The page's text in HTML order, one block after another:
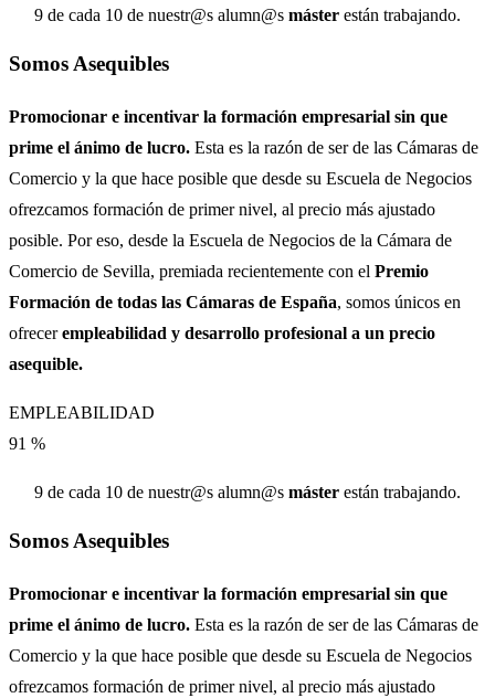
9 de cada 10 de nuestr@s alumn@s máster están trabajando.
Somos Asequibles
Promocionar e incentivar la formación empresarial sin que
prime el ánimo de lucro. Esta es la razón de ser de las Cámaras de
Comercio y la que hace posible que desde su Escuela de Negocios
ofrezcamos formación de primer nivel, al precio más ajustado
posible. Por eso, desde la Escuela de Negocios de la Cámara de
Comercio de Sevilla, premiada recientemente con el Premio
Formación de todas las Cámaras de España, somos únicos en
ofrecerempleabilidad y desarrollo profesional a un precio
asequible.
EMPLEABILIDAD
91 %
9 de cada 10 de nuestr@s alumn@s máster están trabajando.
Somos Asequibles
Promocionar e incentivar la formación empresarial sin que
prime el ánimo de lucro. Esta es la razón de ser de las Cámaras de
Comercio y la que hace posible que desde su Escuela de Negocios
ofrezcamos formación de primer nivel, al precio más ajustado